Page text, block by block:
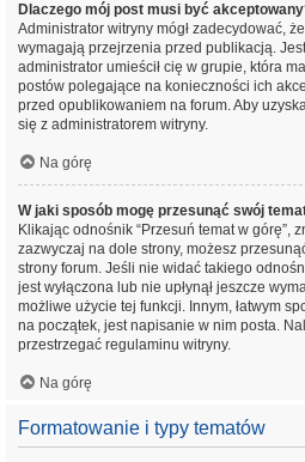
Dlaczego mój post musi być
Administrator witryny mógł zadecydować,
wymagają przejrzenia przed publikacją.
administrator umieścił cię w grupie, która
postów polegające na konieczności ich
przed opublikowaniem na forum. Aby
się z administratorem witryny.
Na górę
W jaki sposób mogę przesunąć swój
Klikając odnośnik “Przesuń temat w górę”,
zazwyczaj na dole strony, możesz
strony forum. Jeśli nie widać takiego
jest wyłączona lub nie upłynął jeszcze
możliwe użycie tej funkcji. Innym, łatwym
na początek, jest napisanie w nim posta.
przestrzegać regulaminu witryny.
Na górę
Formatowanie i typy tematów